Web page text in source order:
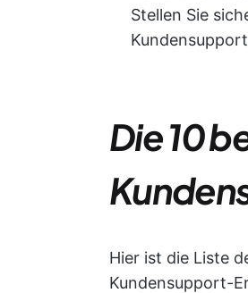
Stellen Sie
Die 10
Hier ist die Liste
Kundensupport-